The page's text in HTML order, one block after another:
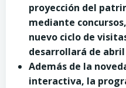
proyección del
mediante
nuevo ciclo de
desarrollará de
Además de la
interactiva, la